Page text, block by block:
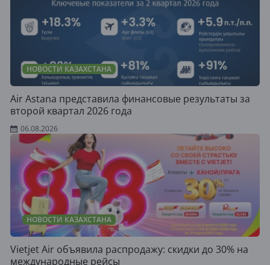
НОВОСТИ КАЗАХСТАНА
Air Astana представила финансовые результаты за
второй квартал 2026 года
06.08.2026
НОВОСТИ КАЗАХСТАНА
Vietjet Air объявила распродажу: скидки до 30% на
международные рейсы